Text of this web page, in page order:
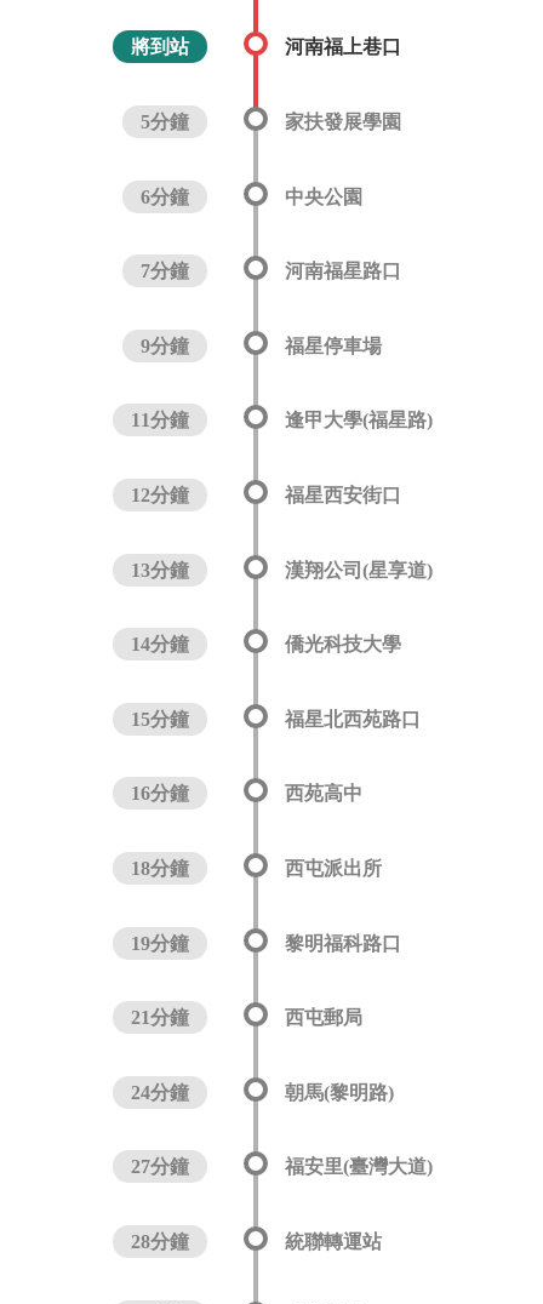
將到站 河南福上巷口
5分鐘 家扶發展學園
6分鐘 中央公園
7分鐘 河南福星路口
9分鐘 福星停車場
11分鐘 逢甲大學(福星路)
12分鐘 福星西安街口
13分鐘 漢翔公司(星享道)
14分鐘 僑光科技大學
15分鐘 福星北西苑路口
16分鐘 西苑高中
18分鐘 西屯派出所
19分鐘 黎明福科路口
21分鐘 西屯郵局
24分鐘 朝馬(黎明路)
27分鐘 福安里(臺灣大道)
28分鐘 統聯轉運站